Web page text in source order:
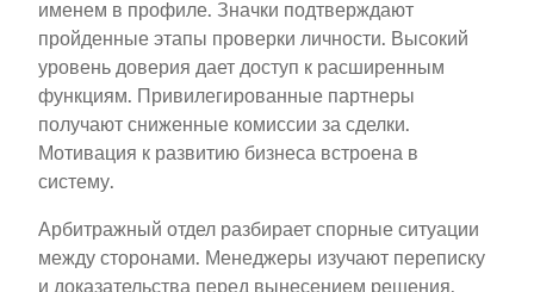
именем в профиле. Значки подтверждают
пройденные этапы проверки личности. Высокий
уровень доверия дает доступ к расширенным
функциям. Привилегированные партнеры
получают сниженные комиссии за сделки.
Мотивация к развитию бизнеса встроена в
систему.
Арбитражный отдел разбирает спорные ситуации
между сторонами. Менеджеры изучают переписку
и доказательства перед вынесением решения.